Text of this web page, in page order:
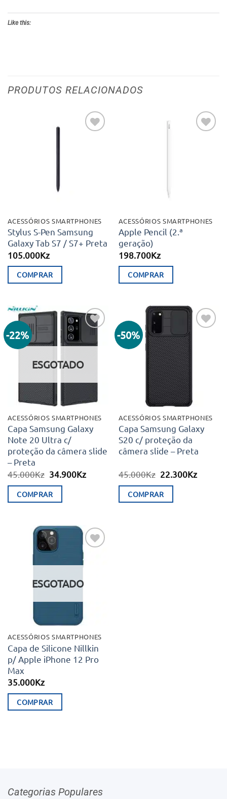
Like this:
PRODUTOS RELACIONADOS
ACESSÓRIOS SMARTPHONES
Stylus S-Pen Samsung
Galaxy Tab S7 / S7+ Preta
105.000Kz
COMPRAR
ACESSÓRIOS SMARTPHONES
Apple Pencil (2.ª
geração)
198.700Kz
COMPRAR
-22%
Adicionar
aos meus
ESGOTADO
ACESSÓRIOS SMARTPHONES
Capa Samsung Galaxy
Note 20 Ultra c/
proteção da câmera slide
– Preta
45.000Kz O
original
era:
34.900KzO
COMPRAR
-50%
Adicionar
aos meus
desejos
ACESSÓRIOS SMARTPHONES
Capa Samsung Galaxy
S20 c/ proteção da
câmera slide – Preta
45.000Kz O
original
era:
22.300KzO
COMPRAR
Adicionar
aos meus
ESGOTADO
ACESSÓRIOS SMARTPHONES
Capa de Silicone Nillkin
p/ Apple iPhone 12 Pro
Max
35.000Kz
COMPRAR
Categorias Populares